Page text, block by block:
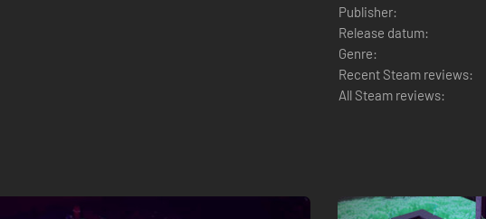
Publisher:
Release datum:
Genre:
Recent Steam reviews:
All Steam reviews: